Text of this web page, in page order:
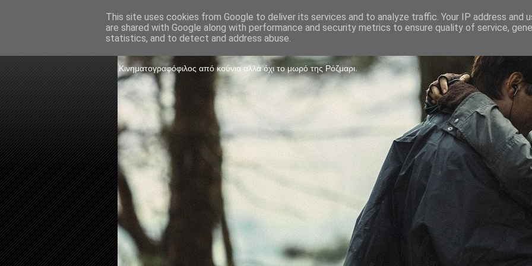
The Frame Game
Κινηματογραφόφιλος από κούνια αλλά όχι το μωρό της Ρόζμαρι.
This site uses cookies from Google to deliver its services and to analyze traffic. Your IP address and
are shared with Google along with performance and security metrics to ensure quality of service,
statistics, and to detect and address abuse.